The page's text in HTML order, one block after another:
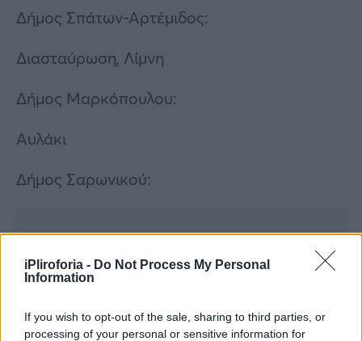
iPliroforia - Do Not Process My Personal
Information
If you wish to opt-out of the sale, sharing to third parties, or
processing of your personal or sensitive information for
Δήμος Σπάτων-Αρτέμιδος:
Διασταύρωση, Λίμνη
Δήμος Μαρκόπουλου:
Αυλάκι
Δήμος Σαρωνικού:
Δήμητρα Δερζέκου: «Λέω τη δική μου